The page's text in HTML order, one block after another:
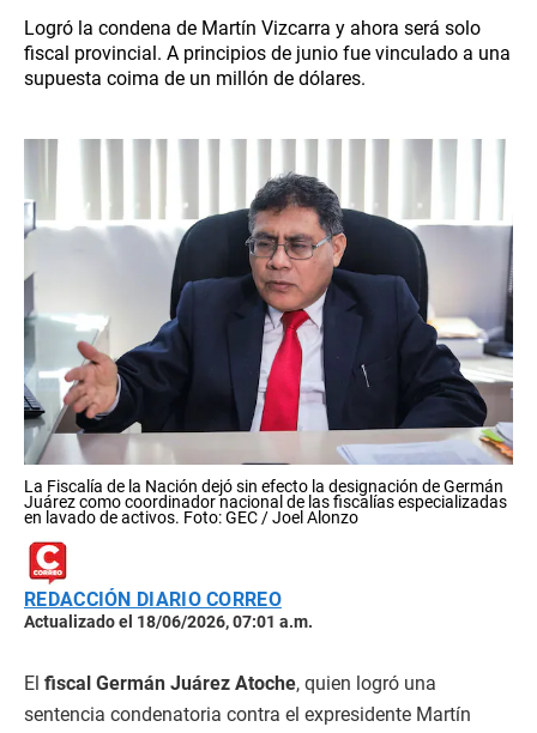
Logró la condena de Martín Vizcarra y ahora será solo
fiscal provincial. A principios de junio fue vinculado a una
supuesta coima de un millón de dólares.
La Fiscalía de la Nación dejó sin efecto la designación de Germán
Juárez como coordinador nacional de las fiscalías especializadas
en lavado de activos. Foto: GEC / Joel Alonzo
REDACCIÓN DIARIO CORREO
Actualizado el 18/06/2026, 07:01 a.m.
El fiscal Germán Juárez Atoche, quien logró una
sentencia condenatoria contra el expresidente Martín